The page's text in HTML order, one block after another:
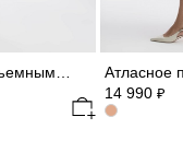
14 990 ₽